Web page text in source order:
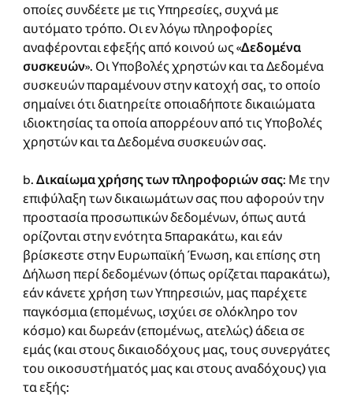
οποίες συνδέετε με τις Υπηρεσίες, συχνά με
αυτόματο τρόπο. Οι εν λόγω πληροφορίες
αναφέρονται εφεξής από κοινού ως «Δεδομένα
συσκευών». Οι Υποβολές χρηστών και τα Δεδομένα
συσκευών παραμένουν στην κατοχή σας, το οποίο
σημαίνει ότι διατηρείτε οποιαδήποτε δικαιώματα
ιδιοκτησίας τα οποία απορρέουν από τις Υποβολές
χρηστών και τα Δεδομένα συσκευών σας.
b.Δικαίωμα χρήσης των πληροφοριών σας: Με την
επιφύλαξη των δικαιωμάτων σας που αφορούν την
προστασία προσωπικών δεδομένων, όπως αυτά
ορίζονται στην ενότητα 5παρακάτω, και εάν
βρίσκεστε στην Ευρωπαϊκή Ένωση, και επίσης στη
Δήλωση περί δεδομένων (όπως ορίζεται παρακάτω),
εάν κάνετε χρήση των Υπηρεσιών, μας παρέχετε
παγκόσμια (επομένως, ισχύει σε ολόκληρο τον
κόσμο) και δωρεάν (επομένως, ατελώς) άδεια σε
εμάς (και στους δικαιοδόχους μας, τους συνεργάτες
του οικοσυστήματός μας και στους αναδόχους) για
τα εξής: